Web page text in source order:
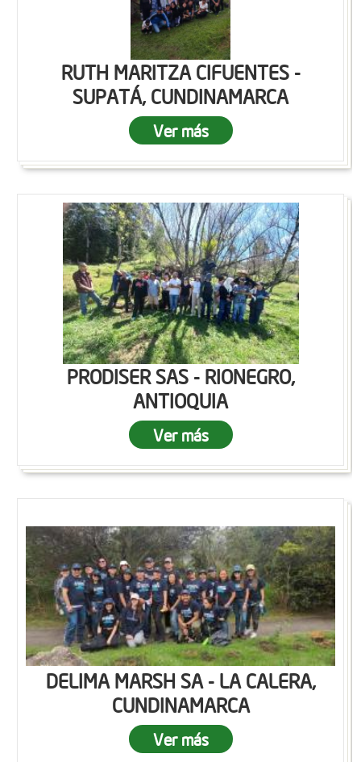
RUTH MARITZA CIFUENTES -
SUPATÁ, CUNDINAMARCA
Ver más
PRODISER SAS - RIONEGRO,
ANTIOQUIA
Ver más
DELIMA MARSH SA - LA CALERA,
CUNDINAMARCA
Ver más